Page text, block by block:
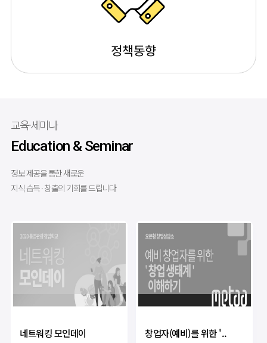
정책동향
교육·세미나
Education & Seminar
정보 제공을 통한 새로운
지식 습득 · 창출의 기회를 드립니다
네트워킹 모인데이 창업자(예비)를 위한 '..